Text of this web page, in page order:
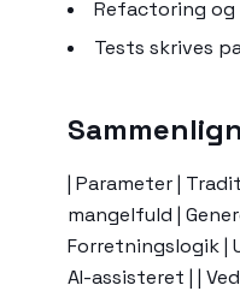
Refactoring
Tests skrives
| Parameter |
mangelfuld |
Forretningslogik |
AI-assisteret | |